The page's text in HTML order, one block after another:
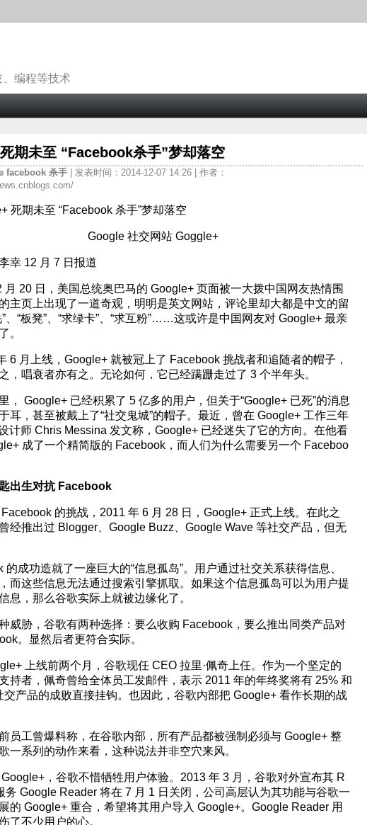
编程等技术
期未至 “Facebook杀手”梦却落空
facebook 杀手
| 发表时间：2014-12-07 14:26 | 作者：
Google 社交网站 Goggle+
幸 12 月 7 日报道
月 20 日，美国总统奥巴马的 Google+ 页面被一大拨中国网友热情围
主页上出现了一道奇观，明明是英文网站，评论里却大都是中文的留
”、“板凳”、“求绿卡”、“求互粉”……这或许是中国网友对 Google+ 最亲
。
6 月上线，Google+ 就被冠上了 Facebook 挑战者和追随者的帽子，
，唱衰者亦有之。无论如何，它已经蹒跚走过了 3 个半年头。
， Google+ 已经积累了 5 亿多的用户，但关于“Google+ 已死”的消息
耳，甚至被戴上了“社交鬼城”的帽子。最近，曾在 Google+ 工作三年
计师 Chris Messina 发文称，Google+ 已经迷失了它的方向。在他看
成了一个精简版的 Facebook，而人们为什么需要另一个 Faceboo
出生对抗 Facebook
的挑战，2011 年 6 月 28 日，Google+ 正式上线。在此之
经推出过 Blogger、Google Buzz、Google Wave 等社交产品，但无
的成功造就了一座巨大的“信息孤岛”。用户通过社交关系获得信息、
而这些信息无法通过搜索引擎抓取。如果这个信息孤岛可以为用户提
息，那么谷歌实际上就被边缘化了。
威胁，谷歌有两种选择：要么收购 Facebook，要么推出同类产品对
。显然后者更符合实际。
上线前两个月，谷歌现任 CEO 拉里·佩奇上任。作为一个坚定的
持者，佩奇曾给全体员工发邮件，表示 2011 年的年终奖将有 25% 和
交产品的成败直接挂钩。也因此，谷歌内部把 Google+ 看作长期的战
员工曾爆料称，在谷歌内部，所有产品都被强制必须与 Google+ 整
一系列的动作来看，这种说法并非空穴来风。
，谷歌不惜牺牲用户体验。2013 年 3 月，谷歌对外宣布其 R
务 Google Reader 将在 7 月 1 日关闭，公司高层认为其功能与谷歌一
的 Google+ 重合，希望将其用户导入 Google+。Google Reader 用
了不少用户的心。